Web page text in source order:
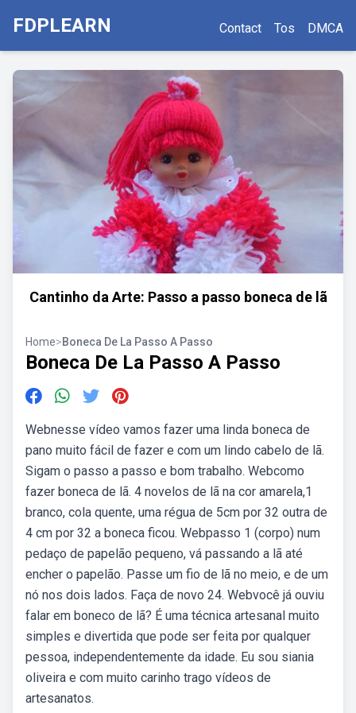
FDPLEARN Contact Tos DMCA
Cantinho da Arte: Passo a passo boneca de lã
Home>Boneca De La Passo A Passo
Boneca De La Passo A Passo
Webnesse vídeo vamos fazer uma linda boneca de
pano muito fácil de fazer e com um lindo cabelo de lã.
Sigam o passo a passo e bom trabalho. Webcomo
fazer boneca de lã. 4 novelos de lã na cor amarela,1
branco, cola quente, uma régua de 5cm por 32 outra de
4 cm por 32 a boneca ficou. Webpasso 1 (corpo) num
pedaço de papelão pequeno, vá passando a lã até
encher o papelão. Passe um fio de lã no meio, e de um
nó nos dois lados. Faça de novo 24. Webvocê já ouviu
falar em boneco de lã? É uma técnica artesanal muito
simples e divertida que pode ser feita por qualquer
pessoa, independentemente da idade. Eu sou siania
oliveira e com muito carinho trago vídeos de
artesanatos.